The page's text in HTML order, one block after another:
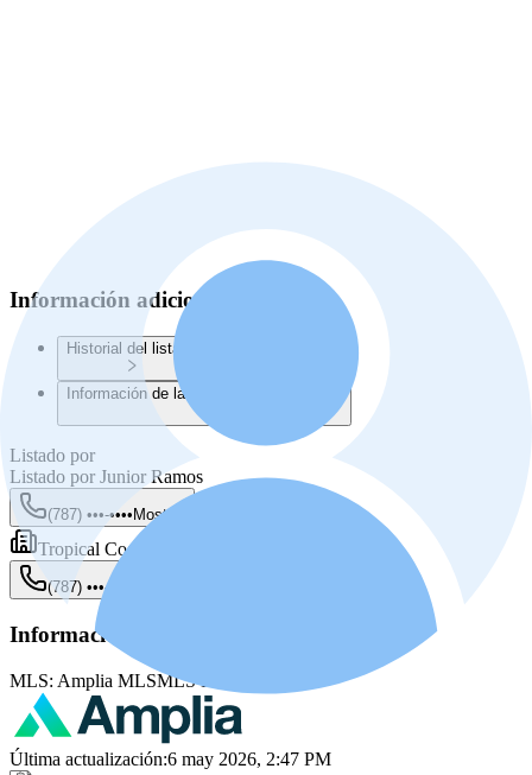
Información adicional
Historial del listado
Información de la Junta de Planificación
Listado por
Listado por Junior Ramos
(787) •••-•••• Mostrar
Tropical Coast Properties LLC
(787) •••-••••
Información de la fuente
MLS: Amplia MLSMLS ID:
Última actualización:6 may 2026, 2:47 PM